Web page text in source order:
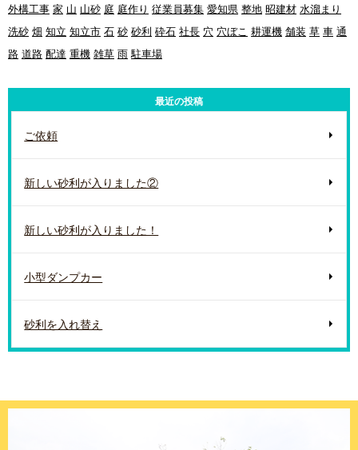
外構工事 家 山 山砂 庭 庭作り 従業員募集 愛知県 整地 昭建材 水溜まり
洗砂 畑 知立 知立市 石 砂 砂利 砕石 社長 穴 穴ぼこ 耕運機 舗装 草 車 通
路 道路 配達 重機 雑草 雨 駐車場
最近の投稿
ご依頼
新しい砂利が入りました②
新しい砂利が入りました！
小型ダンプカー
砂利を入れ替え